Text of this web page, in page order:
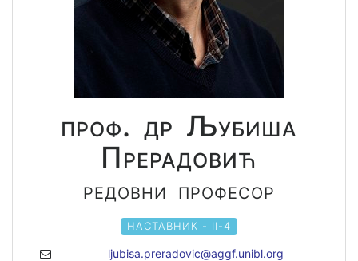
проф. др Љубиша
Прерадовић
редовни професор
НАСТАВНИК - II-4
ljubisa.preradovic@aggf.unibl.org